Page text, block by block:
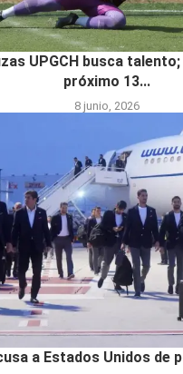
UPGCH busca
próximo 13...
8 junio, 2026
a Estados Unidos de